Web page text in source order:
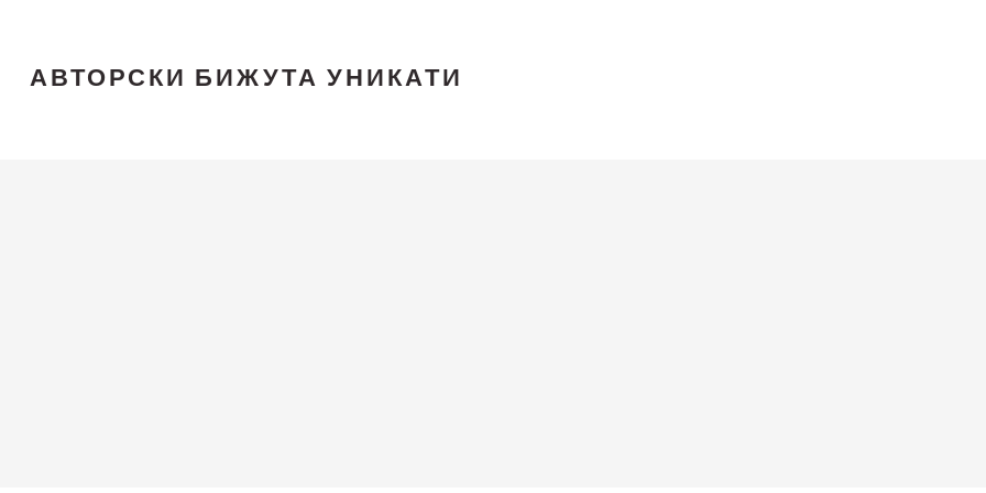
АВТОРСКИ БИЖУТА УНИКАТИ